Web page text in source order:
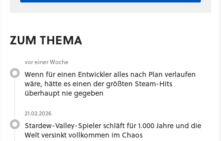
ZUM THEMA
vor einer Woche
Wenn für einen Entwickler alles nach Plan verlaufen
wäre, hätte es einen der größten Steam-Hits
überhaupt nie gegeben
21.02.2026
Stardew-Valley-Spieler schläft für 1.000 Jahre und die
Welt versinkt vollkommen im Chaos